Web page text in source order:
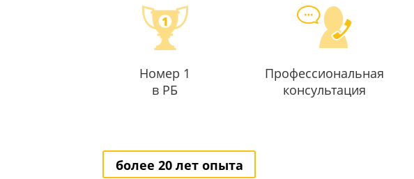
Номер 1
в РБ
Профессиональная
консультация
более 20 лет опыта